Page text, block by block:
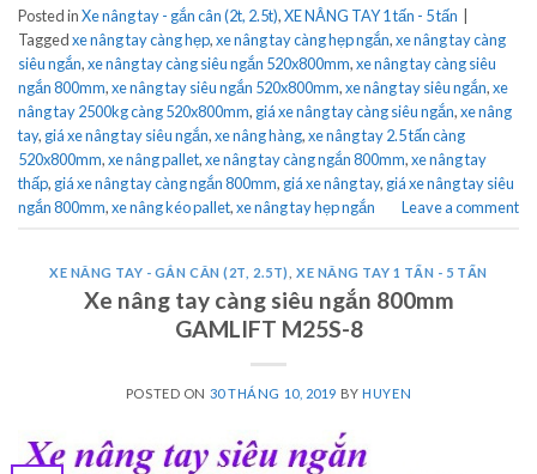
Posted inXe nâng tay - gắn cân (2t, 2.5t),XE NÂNG TAY 1 tấn - 5 tấn
Taggedxe nâng tay càng hẹp,xe nâng tay càng hẹp ngắn,xe nâng tay càng
siêu ngắn,xe nâng tay càng siêu ngắn 520x800mm,xe nâng tay càng siêu
ngắn 800mm,xe nâng tay siêu ngắn 520x800mm,xe nâng tay siêu ngắn,xe
nâng tay 2500kg càng 520x800mm, giá xe nâng tay càng siêu ngắn,xe nâng
tay, giá xe nâng tay siêu ngắn,xe nâng hàng,xe nâng tay 2.5 tấn càng
520x800mm,xe nâng pallet,xe nâng tay càng ngắn 800mm,xe nâng tay
thấp, giá xe nâng tay càng ngắn 800mm, giá xe nâng tay, giá xe nâng tay siêu
ngắn 800mm,xe nâng kéo pallet,xe nâng tay hẹp ngắn Leave a comment
XE NÂNG TAY - GẮN CÂN (2T, 2.5T) ,XE NÂNG TAY 1 TẤN - 5 TẤN
Xe nâng tay càng siêu ngắn 800mm
GAMLIFT M25S-8
POSTED ON 30 THÁNG 10, 2019 BYHUYEN